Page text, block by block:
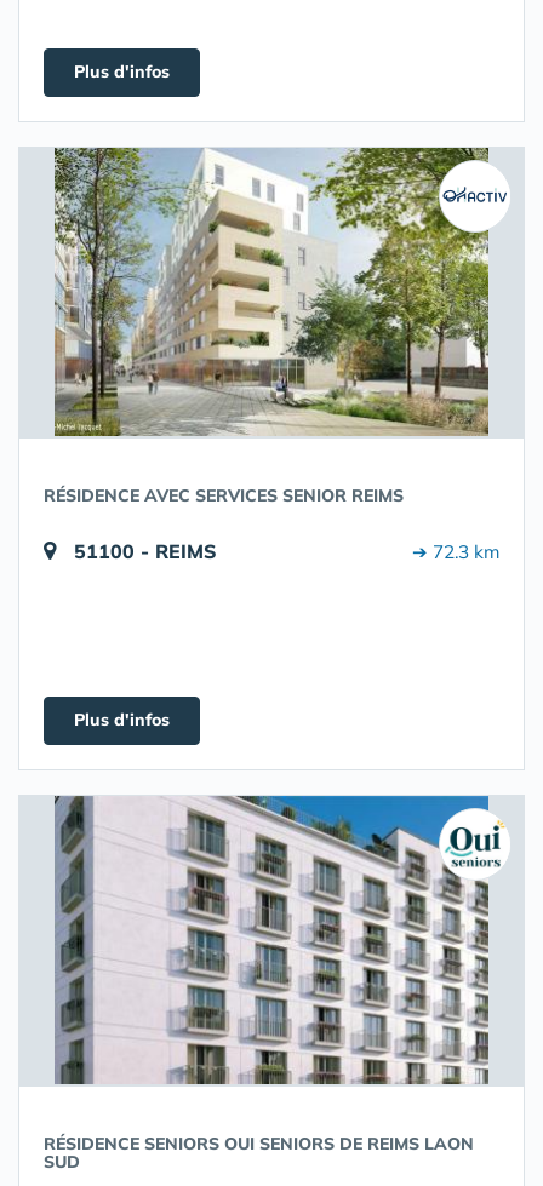
Plus d'infos
RÉSIDENCE AVEC SERVICES SENIOR REIMS
51100 - REIMS ➔ 72.3 km
Plus d'infos
RÉSIDENCE SENIORS OUI SENIORS DE REIMS LAON
SUD